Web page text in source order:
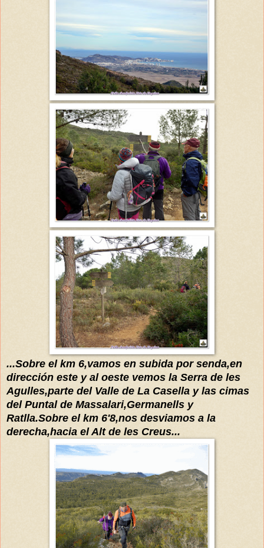
...Sobre el km 6,vamos en subida por senda,en
dirección este y al oeste vemos la Serra de les
Agulles,parte del Valle de La Casella y las cimas
del Puntal de Massalari,Germanells y
Ratlla.Sobre el km 6'8,nos desviamos a la
derecha,hacia el Alt de les Creus...